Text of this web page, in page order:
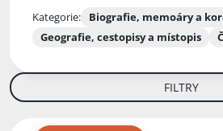
Kategorie:
Biografie, memoáry a
Geografie, cestopisy a místopis
FILTRY